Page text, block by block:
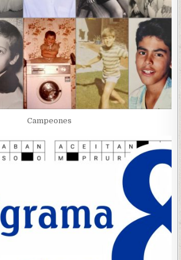
Campeones